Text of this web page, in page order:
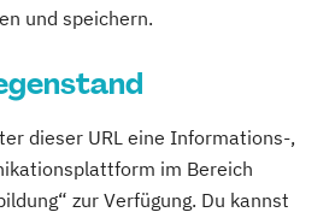
und speichern.
dieser URL eine Informations-,
im Bereich
zur Verfügung. Du kannst